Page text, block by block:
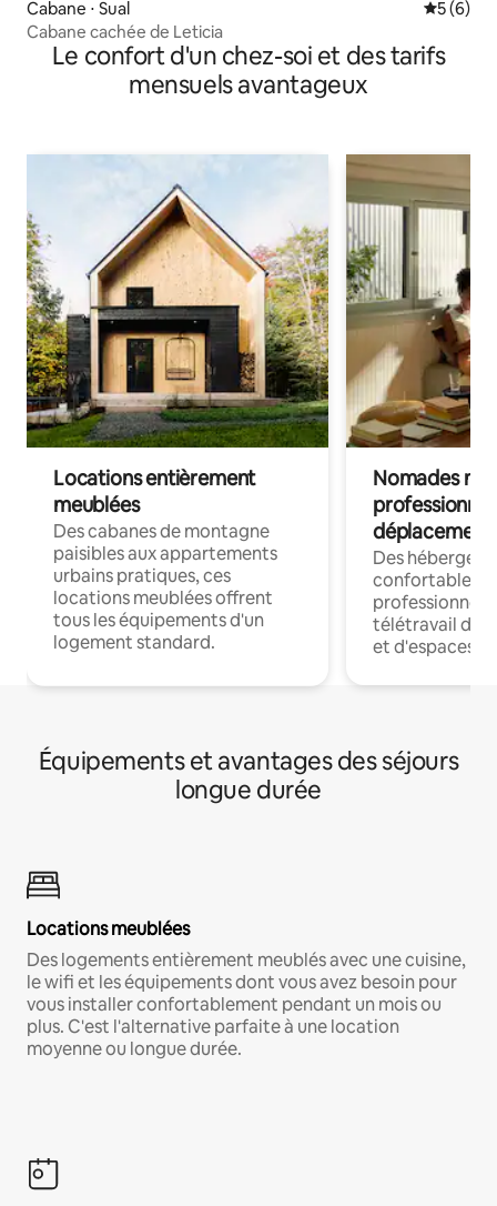
Cabane ⋅ Sual
5 (6)
Cabane cachée de Leticia
Le confort d'un chez-soi et des tarifs
mensuels avantageux
Locations entièrement
meublées
Des cabanes de montagne
paisibles aux appartements
urbains pratiques, ces
locations meublées offrent
tous les équipements d'un
logement standard.
Nomades
déplacement
Des
confortables
professionnels
télétravail
et d'espaces
Équipements et avantages des séjours
longue durée
Locations meublées
Des logements entièrement meublés avec une cuisine,
le wifi et les équipements dont vous avez besoin pour
vous installer confortablement pendant un mois ou
plus. C'est l'alternative parfaite à une location
moyenne ou longue durée.